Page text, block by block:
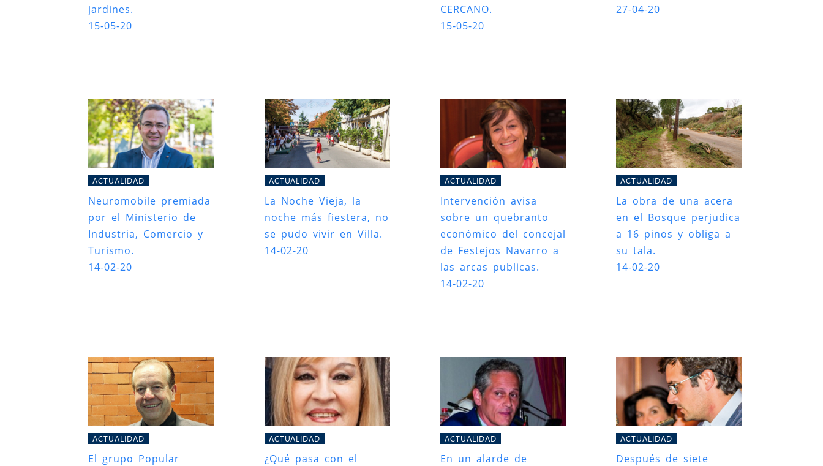
jardines.
15-05-20
CERCANO.
15-05-20
27-04-20
ACTUALIDAD
Neuromobile premiada
por el Ministerio de
Industria, Comercio y
Turismo.
14-02-20
ACTUALIDAD
La Noche Vieja, la
noche más fiestera, no
se pudo vivir en Villa.
14-02-20
ACTUALIDAD
Intervención avisa
sobre un quebranto
económico del concejal
de Festejos Navarro a
las arcas publicas.
14-02-20
ACTUALIDAD
La obra de una acera
en el Bosque perjudica
a 16 pinos y obliga a
su tala.
14-02-20
ACTUALIDAD
El grupo Popular
ACTUALIDAD
¿Qué pasa con el
ACTUALIDAD
En un alarde de
ACTUALIDAD
Después de siete